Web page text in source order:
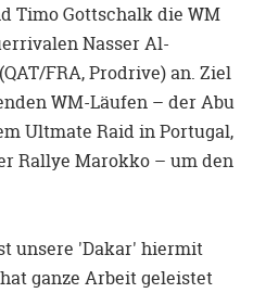
Timo Gottschalk die WM
Nasser Al-
FRA, Prodrive) an. Ziel
WM-Läufen – der Abu
Ultmate Raid in Portugal,
Rallye Marokko – um den
unsere 'Dakar' hiermit
ganze Arbeit geleistet